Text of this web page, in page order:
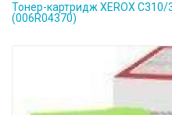
Тонер-картридж XEROX C310/
(006R04370)